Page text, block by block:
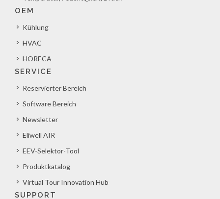
OEM
Kühlung
HVAC
HORECA
SERVICE
Reservierter Bereich
Software Bereich
Newsletter
Eliwell AIR
EEV-Selektor-Tool
Produktkatalog
Virtual Tour Innovation Hub
SUPPORT